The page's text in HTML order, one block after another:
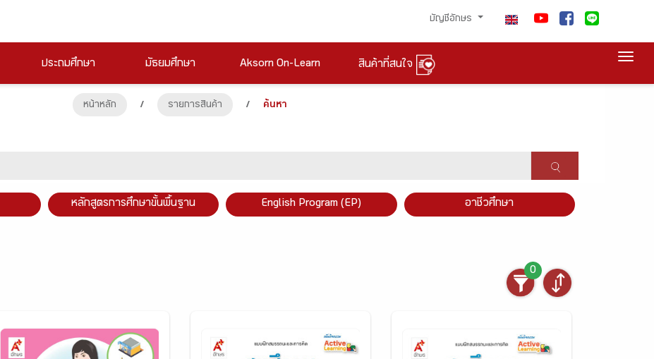
บัญชีอักษร
ประถมศึกษา มัธยมศึกษา Aksorn On-Learn สินค้าที่สนใจ
หน้าหลัก / รายการสินค้า / ค้นหา
หลักสูตรการศึกษาขั้นพื้นฐาน English Program (EP) อาชีวศึกษา
0